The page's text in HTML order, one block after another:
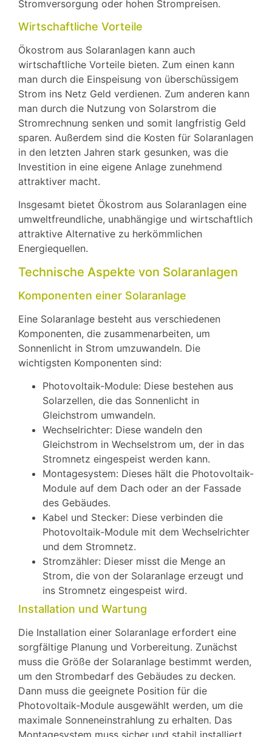
Stromversorgung oder hohen Strompreisen.
Wirtschaftliche Vorteile
Ökostrom aus Solaranlagen kann auch
wirtschaftliche Vorteile bieten. Zum einen kann
man durch die Einspeisung von überschüssigem
Strom ins Netz Geld verdienen. Zum anderen kann
man durch die Nutzung von Solarstrom die
Stromrechnung senken und somit langfristig Geld
sparen. Außerdem sind die Kosten für Solaranlagen
in den letzten Jahren stark gesunken, was die
Investition in eine eigene Anlage zunehmend
attraktiver macht.
Insgesamt bietet Ökostrom aus Solaranlagen eine
umweltfreundliche, unabhängige und wirtschaftlich
attraktive Alternative zu herkömmlichen
Energiequellen.
Technische Aspekte von Solaranlagen
Komponenten einer Solaranlage
Eine Solaranlage besteht aus verschiedenen
Komponenten, die zusammenarbeiten, um
Sonnenlicht in Strom umzuwandeln. Die
wichtigsten Komponenten sind:
Photovoltaik-Module: Diese bestehen aus
Solarzellen, die das Sonnenlicht in
Gleichstrom umwandeln.
Wechselrichter: Diese wandeln den
Gleichstrom in Wechselstrom um, der in das
Stromnetz eingespeist werden kann.
Montagesystem: Dieses hält die Photovoltaik-
Module auf dem Dach oder an der Fassade
des Gebäudes.
Kabel und Stecker: Diese verbinden die
Photovoltaik-Module mit dem Wechselrichter
und dem Stromnetz.
Stromzähler: Dieser misst die Menge an
Strom, die von der Solaranlage erzeugt und
ins Stromnetz eingespeist wird.
Installation und Wartung
Die Installation einer Solaranlage erfordert eine
sorgfältige Planung und Vorbereitung. Zunächst
muss die Größe der Solaranlage bestimmt werden,
um den Strombedarf des Gebäudes zu decken.
Dann muss die geeignete Position für die
Photovoltaik-Module ausgewählt werden, um die
maximale Sonneneinstrahlung zu erhalten. Das
Montagesystem muss sicher und stabil installiert